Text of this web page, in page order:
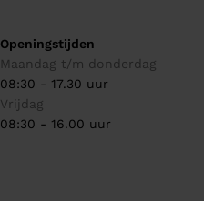
Openingstijden
Maandag t/m donderdag
08:30 - 17.30 uur
Vrijdag
08:30 - 16.00 uur